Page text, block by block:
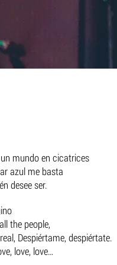
mundo en cicatrices
azul me basta
desee ser.
the people,
Despiértame, despiértate.
love, love…